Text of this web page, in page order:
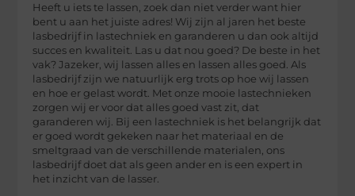
Heeft u iets te lassen, zoek dan niet verder want hier
bent u aan het juiste adres! Wij zijn al jaren het beste
lasbedrijf in lastechniek en garanderen u dan ook altijd
succes en kwaliteit. Las u dat nou goed? De beste in het
vak? Jazeker, wij lassen alles en lassen alles goed. Als
lasbedrijf zijn we natuurlijk erg trots op hoe wij lassen
en hoe er gelast wordt. Met onze mooie lastechnieken
zorgen wij er voor dat alles goed vast zit, dat
garanderen wij. Bij een lastechniek is het belangrijk dat
er goed wordt gekeken naar het materiaal en de
smeltgraad van de verschillende materialen, ons
lasbedrijf doet dat als geen ander en is een expert in
het inzicht van de lasser.